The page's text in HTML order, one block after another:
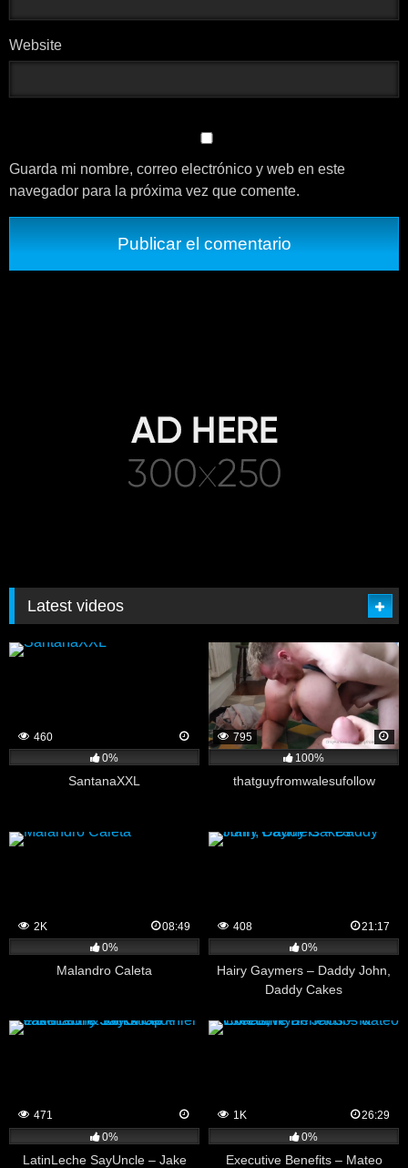
Website
Guarda mi nombre, correo electrónico y web en este
navegador para la próxima vez que comente.
Latest videos
460
0%
SantanaXXL
795
100%
thatguyfromwalesufollow
2K
08:49
0%
Malandro Caleta
408
21:17
0%
Hairy Gaymers – Daddy John,
Daddy Cakes
471
0%
LatinLeche SayUncle – Jake
1K
26:29
0%
Executive Benefits – Mateo